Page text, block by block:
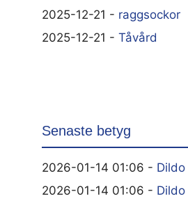
2025-12-21 - raggsockor
2025-12-21 - Tåvård
Senaste betyg
2026-01-14 01:06 - Dildo
2026-01-14 01:06 - Dildo